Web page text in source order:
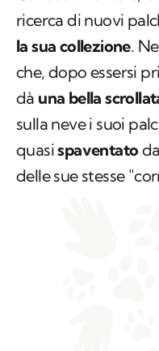
ricerca di nuovi
la sua collezione.
che, dopo essersi
dà una bella
sulla neve i suoi
quasispaventato
delle sue stesse